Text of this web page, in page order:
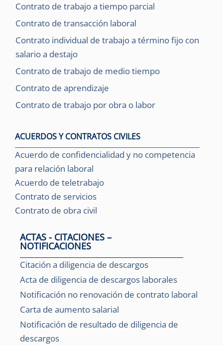
Contrato de trabajo a tiempo parcial
Contrato de transacción laboral
Contrato individual de trabajo a término fijo con
salario a destajo
Contrato de trabajo de medio tiempo
Contrato de aprendizaje
Contrato de trabajo por obra o labor
ACUERDOS Y CONTRATOS CIVILES
Acuerdo de confidencialidad y no competencia
para relación laboral
Acuerdo de teletrabajo
Contrato de servicios
Contrato de obra civil
ACTAS - CITACIONES –
NOTIFICACIONES
Citación a diligencia de descargos
Acta de diligencia de descargos laborales
Notificación no renovación de contrato laboral
Carta de aumento salarial
Notificación de resultado de diligencia de
descargos